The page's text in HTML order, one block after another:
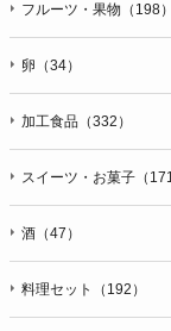
フルーツ・果物（198）
卵（34）
加工食品（332）
スイーツ・お菓子（171
酒（47）
料理セット（192）